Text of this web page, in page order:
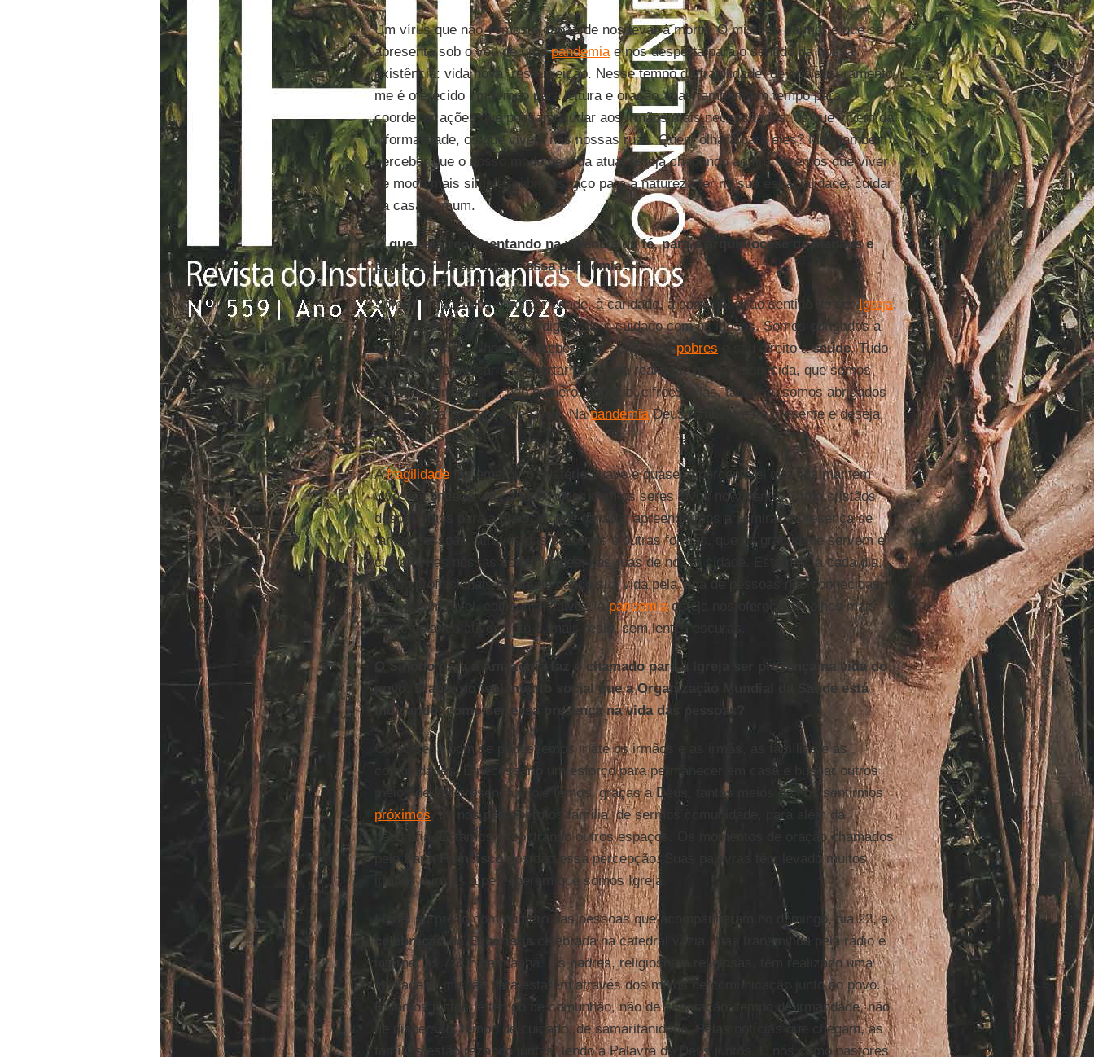
Um vírus que não vemos é capaz de nos levar à morte. O mistério da morte que se
apresenta sob o véu de umapandemiae nos desperta para o sentido da nossa
existência: vida nova, ressurreição. Nesse tempo de fragilidade, de enclausuramento,
me é oferecido um tempo para leitura e oração, mas também um tempo para
coordenar ações que possam ajudar aos irmãos mais necessitados: os que vivem da
informalidade, os que vivem nas nossas ruas. Quem olhará para eles? Mas também
perceber que o nosso modo de vida atual esteja chegando ao fim: teremos que viver
de modo mais simples, abrir espaço para a natureza ter na sua espacialidade, cuidar
da casa comum.
O que está representando na vivência da fé, para a arquidiocese de Manaus e
para a Igreja do Brasil, essa pandemia?
Somos provocados à solidariedade, à caridade, à comunhão, ao sentido de serIgreja.
Somos despertados para a dignidade e cuidado com os idosos. Somos obrigados a
abrir os nossos olhos e perceber a presença dospobres e seu direito àsaúde. Tudo
está a nos provocar e despertar para uma realidade quase esquecida, que somos
pessoa, ser humano, não número, negócio, cifrõe$. Mas, também, somos abrigados
na graça da presença de Deus. NapandemiaDeus também está presente e deseja
mostrar o seu rosto.
Afragilidadefaz emergir o mistério suave e quase imperceptível que nos mantém
vivos e concede vida a tudo. Vivos com os seres vivos no Vivente. Como cristãos
despertamos para a preciosidade da vida; apreendermos a admirar a presença de
tantas pessoas, através das pastorais e outras formas, que na gratuidade servem e
cuidam, nas nossas comunidades, nas ruas de nossa cidade. Estamos, a cada dia,
vendo profissionais da saúde dando sua vida pela vida de pessoas não conhecidas.
Isso é admirável, edificante. Talvez, a pandemiaesteja nos oferecendo olhos mais
contemplativo-ativos, isto é, mais reais, sem lentes escuras.
O Sínodo para a Amazônia faz o chamado para a Igreja ser presença na vida do
povo. Diante do isolamento social que a Organização Mundial da Saúde está
indicando, como ser essa presença na vida das pessoas?
Como seria bom se pudéssemos ir até os irmãos e as irmãs, às famílias e às
comunidades. É necessário um esforço para permanecer em casa e buscar outros
meios de ser presença. Hoje temos, graças a Deus, tantos meios de nos sentirmos
próximos , de nos percebermos família, de sermos comunidade, para além da
geografia. Estamos encontrando outros espaços. Os momentos de oração chamados
pelo
Papa Francisconos dão essa percepção. Suas palavras têm levado muitos
irmãos e irmãs a perceberem que somos Igreja.
Fiquei surpreso com número das pessoas que acompanharam no domingo, dia 22, a
celebração da Eucaristia
celebrada na catedral vazia, mas transmitida pela rádio e
internet às 7:30h da manhã. Os padres, religiosos e religiosas, têm realizado uma
verdadeira missão para estarem através dos meios de comunicação junto ao povo.
Estamos juntos; é tempo de comunhão, não de separação; tempo de irmandade, não
de dispersão, tempo de cuidado, de samaritanidade. Pelas notícias que chegam, as
famílias estão rezando juntas, lendo a Palavra de Deus juntos. E nós como pastores